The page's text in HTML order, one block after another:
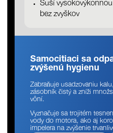
Suší
bez zvyškov
Samocitiaci sa
zvýšenú hygienu
Zabraňuje usadzovaniu
zásobník čistý a zníži
vôní.
Vyznačuje sa trojitém
vody do motora, ako aj
impelera na zvýšenie